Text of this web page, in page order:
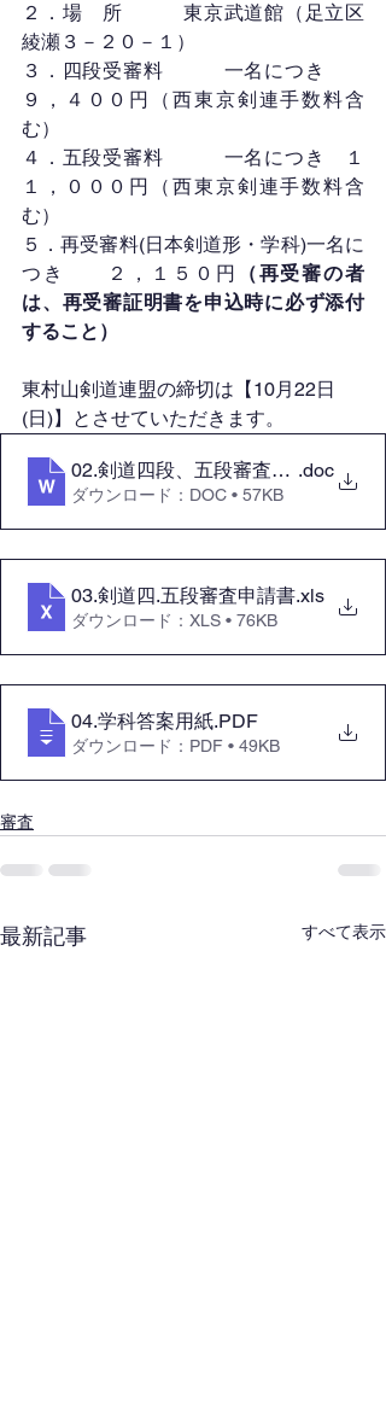
２．場　所　　　東京武道館（足立区
綾瀬３－２０－１）
３．四段受審料　　　一名につき
９，４００円（西東京剣連手数料含
む）
４．五段受審料　　　一名につき　１
１，０００円（西東京剣連手数料含
む）
５．再受審料(日本剣道形・学科)一名に
つき　　２，１５０円
（再受審の者
は、再受審証明書を申込時に必ず添付
すること）
東村山剣道連盟の締切は【10月22日
(日)】とさせていただきます。
02.剣道四段、五段審査会要項
.doc
ダウンロード：DOC • 57KB
03.剣道四.五段審査申請書.xls
ダウンロード：XLS • 76KB
04.学科答案用紙.PDF
ダウンロード：PDF • 49KB
審査
最新記事 すべて表示